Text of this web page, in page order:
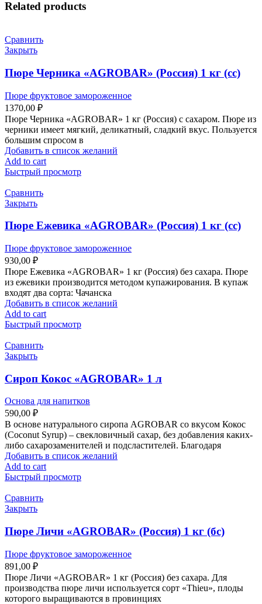
Related products
Сравнить
Закрыть
Пюре Черника «AGROBAR» (Россия) 1 кг (сс)
Пюре фруктовое замороженное
1370,00 ₽
Пюре Черника «AGROBAR» 1 кг (Россия) с сахаром. Пюре из
черники имеет мягкий, деликатный, сладкий вкус. Пользуется
большим спросом в
Добавить в список желаний
Add to cart
Быстрый просмотр
Сравнить
Закрыть
Пюре Ежевика «AGROBAR» (Россия) 1 кг (сс)
Пюре фруктовое замороженное
930,00 ₽
Пюре Ежевика «AGROBAR» 1 кг (Россия) без сахара. Пюре
из ежевики производится методом купажирования. В купаж
входят два сорта: Чачанска
Добавить в список желаний
Add to cart
Быстрый просмотр
Сравнить
Закрыть
Сироп Кокос «AGROBAR» 1 л
Основа для напитков
590,00 ₽
В основе натурального сиропа AGROBAR со вкусом Кокос
(Coconut Syrup) – свекловичный сахар, без добавления каких-
либо сахарозаменителей и подсластителей. Благодаря
Добавить в список желаний
Add to cart
Быстрый просмотр
Сравнить
Закрыть
Пюре Личи «AGROBAR» (Россия) 1 кг (бс)
Пюре фруктовое замороженное
891,00 ₽
Пюре Личи «AGROBAR» 1 кг (Россия) без сахара. Для
производства пюре личи используется сорт «Thieu», плоды
которого выращиваются в провинциях